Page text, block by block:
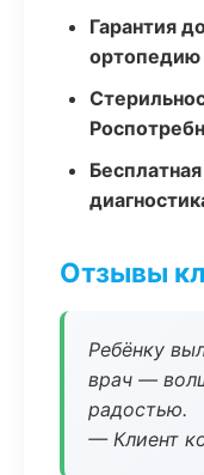
Гарантия
ортопедию
Отзывы
Ребёнку
врач —
радостью.
— Клиент